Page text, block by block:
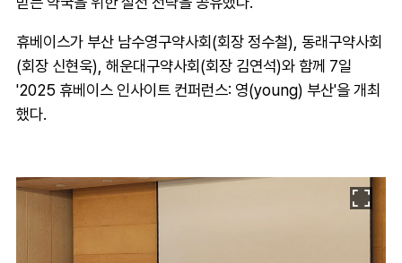
휴베이스가 부산 남수영구약사회(회장 정수철), 동래구약사회
(회장 신현욱), 해운대구약사회(회장 김연석)와 함께 7일
'2025 휴베이스 인사이트 컨퍼런스: 영(young) 부산'을 개최
했다.